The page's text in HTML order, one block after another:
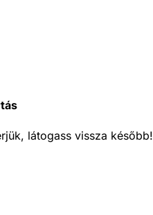
látogass vissza később!